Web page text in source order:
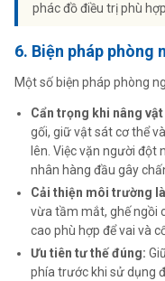
phác đồ điều trị phù
6. Biện pháp phòng
Một số biện pháp phòng
Cẩn trọng khi nâng
gối, giữ vật sát cơ thể
lên. Việc vặn người đột
nhân hàng đầu gây
Cải thiện môi trường
vừa tầm mắt, ghế ngồi
cao phù hợp để vai và
Ưu tiên tư thế đúng:
phía trước khi sử dụng